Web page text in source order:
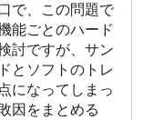
で、この問題で
能ごとのハード
討ですが、サン
とソフトのトレ
になってしまっ
因をまとめる